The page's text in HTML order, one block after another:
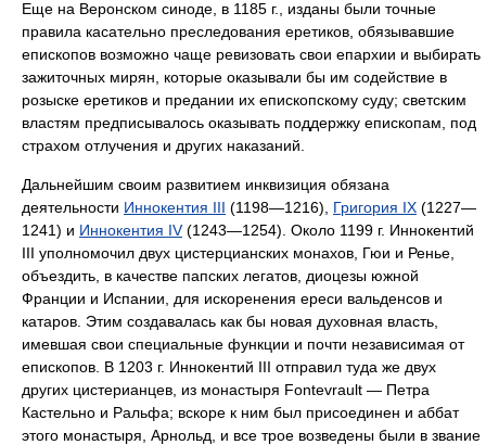
Еще на Веронском синоде, в 1185 г., изданы были точные
правила касательно преследования еретиков, обязывавшие
епископов возможно чаще ревизовать свои епархии и выбирать
зажиточных мирян, которые оказывали бы им содействие в
розыске еретиков и предании их епископскому суду; светским
властям предписывалось оказывать поддержку епископам, под
страхом отлучения и других наказаний.
Дальнейшим своим развитием инквизиция обязана
деятельности Иннокентия III (1198—1216), Григория IX (1227—
1241) и Иннокентия IV(1243—1254). Около 1199 г. Иннокентий
III уполномочил двух цистерцианских монахов, Гюи и Ренье,
объездить, в качестве папских легатов, диоцезы южной
Франции и Испании, для искоренения ереси вальденсов и
катаров. Этим создавалась как бы новая духовная власть,
имевшая свои специальные функции и почти независимая от
епископов. В 1203 г. Иннокентий III отправил туда же двух
других цистерианцев, из монастыря Fontevrault — Петра
Кастельно и Ральфа; вскоре к ним был присоединен и аббат
этого монастыря, Арнольд, и все трое возведены были в звание